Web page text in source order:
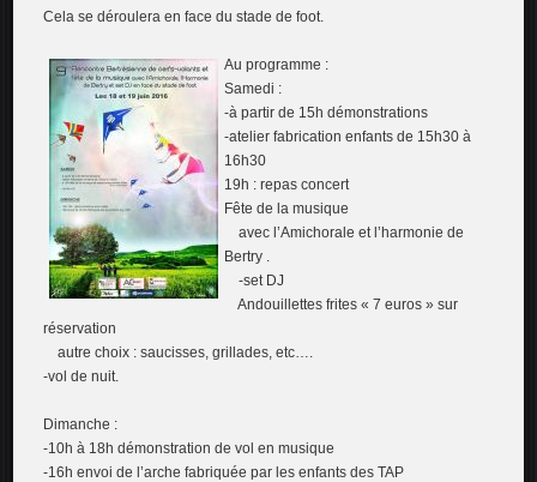
Cela se déroulera en face du stade de foot.
Au programme :
Samedi :
-à partir de 15h démonstrations
-atelier fabrication enfants de 15h30 à
16h30
19h : repas concert
Fête de la musique
avec l’Amichorale et l’harmonie de
Bertry .
-set DJ
Andouillettes frites « 7 euros » sur
réservation
autre choix : saucisses, grillades, etc….
-vol de nuit.
Dimanche :
-10h à 18h démonstration de vol en musique
-16h envoi de l’arche fabriquée par les enfants des TAP